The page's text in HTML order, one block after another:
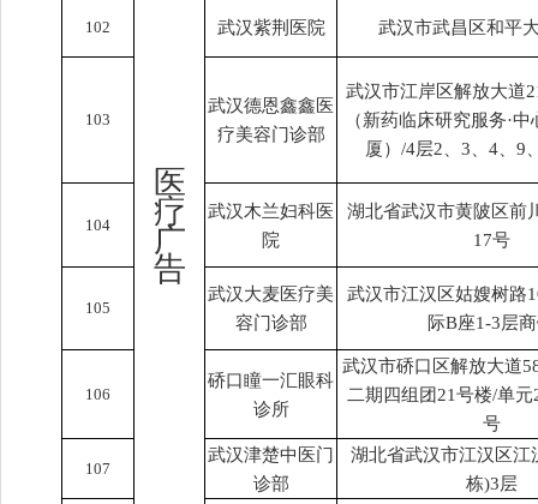
医
疗
广
告
102 武汉紫荆医院 武汉市武昌区和平
103
武汉德恩鑫鑫医
疗美容门诊部
武汉市江岸区解放大道
（新药临床研究服务·
厦）/4层2、3、4、9
104
武汉木兰妇科医
院
湖北省武汉市黄陂区前
17号
105
武汉大麦医疗美
容门诊部
武汉市江汉区姑嫂树路
际B座1-3层
106
硚口瞳一汇眼科
诊所
武汉市硚口区解放大道
二期四组团21号楼/单
号
107
武汉津楚中医门
诊部
湖北省武汉市江汉区江
栋)3层